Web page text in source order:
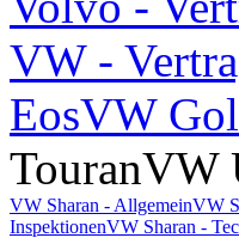
VW -
EosVW
TouranVW
VW Sharan - AllgemeinVW
InspektionenVW Sharan -